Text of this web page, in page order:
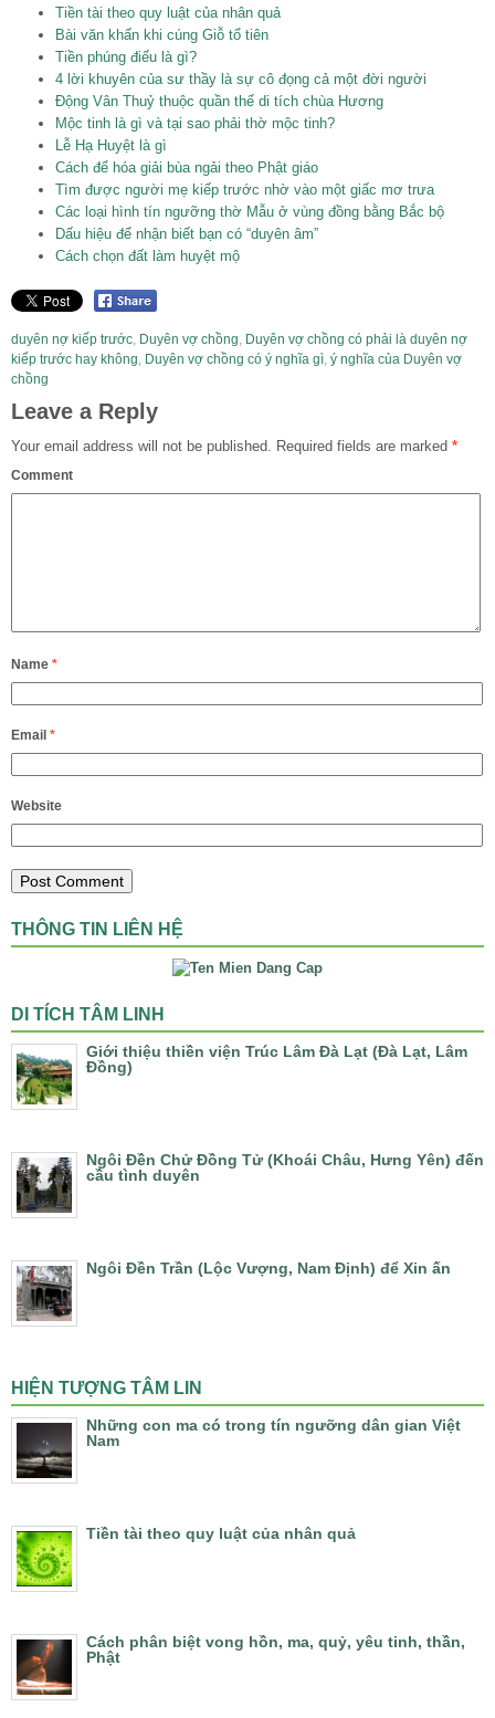
Tiền tài theo quy luật của nhân quả
Bài văn khấn khi cúng Giỗ tổ tiên
Tiền phúng điếu là gì?
4 lời khuyên của sư thầy là sự cô đọng cả một đời người
Động Vân Thuỷ thuộc quần thể di tích chùa Hương
Mộc tinh là gì và tại sao phải thờ mộc tinh?
Lễ Hạ Huyệt là gì
Cách để hóa giải bùa ngải theo Phật giáo
Tìm được người mẹ kiếp trước nhờ vào một giấc mơ trưa
Các loại hình tín ngưỡng thờ Mẫu ở vùng đồng bằng Bắc bộ
Dấu hiệu để nhận biết bạn có “duyên âm”
Cách chọn đất làm huyệt mộ
duyên nợ kiếp trước Duyên vợ chồng Duyên vợ chồng có phải là duyên nợ
kiếp trước hay không Duyên vợ chồng có ý nghĩa gì ý nghĩa của Duyên vợ
chồng
Leave a Reply
Your email address will not be published. Required fields are marked *
Comment
Name *
Email *
Website
THÔNG TIN LIÊN HỆ
DI TÍCH TÂM LINH
Giới thiệu thiền viện Trúc Lâm Đà Lạt (Đà Lạt, Lâm
Đồng)
Ngôi Đền Chử Đồng Tử (Khoái Châu, Hưng Yên) đến
cầu tình duyên
Ngôi Đền Trần (Lộc Vượng, Nam Định) để Xin ấn
HIỆN TƯỢNG TÂM LIN
Những con ma có trong tín ngưỡng dân gian Việt
Nam
Tiền tài theo quy luật của nhân quả
Cách phân biệt vong hồn, ma, quỷ, yêu tinh, thần,
Phật